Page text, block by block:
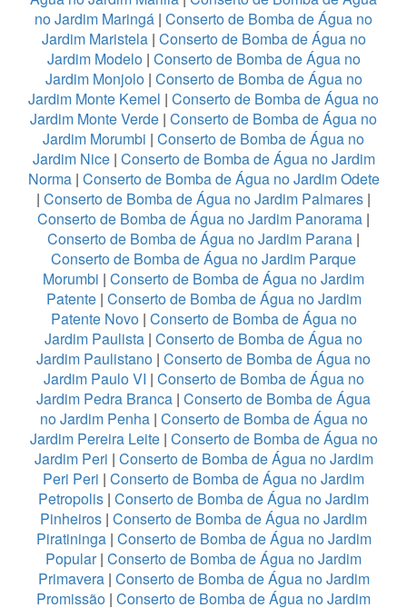
no Jardim Maringá | Conserto de Bomba de Água no
Jardim Maristela| Conserto de Bomba de Água no
Jardim Modelo| Conserto de Bomba de Água no
Jardim Monjolo| Conserto de Bomba de Água no
Jardim Monte Kemel | Conserto de Bomba de Água no
Jardim Monte Verde | Conserto de Bomba de Água no
Jardim Morumbi | Conserto de Bomba de Água no
Jardim Nice| Conserto de Bomba de Água no Jardim
Norma| Conserto de Bomba de Água no Jardim Odete
| Conserto de Bomba de Água no Jardim Palmares |
Conserto de Bomba de Água no Jardim Panorama |
Conserto de Bomba de Água no Jardim Parana |
Conserto de Bomba de Água no Jardim Parque
Morumbi | Conserto de Bomba de Água no Jardim
Patente| Conserto de Bomba de Água no Jardim
Patente Novo| Conserto de Bomba de Água no
Jardim Paulista | Conserto de Bomba de Água no
Jardim Paulistano | Conserto de Bomba de Água no
Jardim Paulo VI | Conserto de Bomba de Água no
Jardim Pedra Branca | Conserto de Bomba de Água
no Jardim Penha| Conserto de Bomba de Água no
Jardim Pereira Leite| Conserto de Bomba de Água no
Jardim Peri | Conserto de Bomba de Água no Jardim
Peri Peri | Conserto de Bomba de Água no Jardim
Petropolis | Conserto de Bomba de Água no Jardim
Pinheiros | Conserto de Bomba de Água no Jardim
Piratininga| Conserto de Bomba de Água no Jardim
Popular| Conserto de Bomba de Água no Jardim
Primavera| Conserto de Bomba de Água no Jardim
Promissão | Conserto de Bomba de Água no Jardim